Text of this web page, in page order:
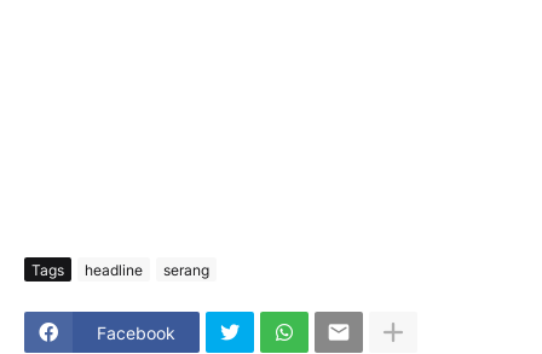
Tags headline serang
Facebook